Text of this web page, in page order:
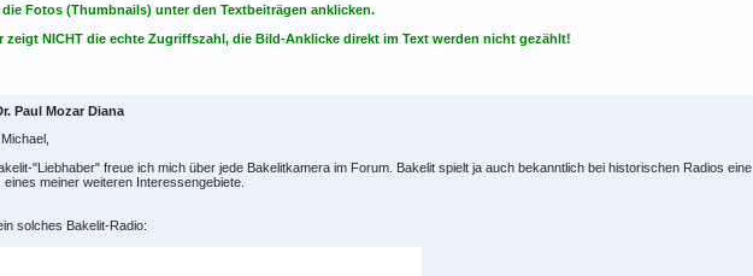
Fotos (Thumbnails) unter den Textbeiträgen anklicken.
zeigt NICHT die echte Zugriffszahl, die Bild-Anklicke direkt im Text werden nicht gezählt!
Paul Mozar Diana
"Liebhaber" freue ich mich über jede Bakelitkamera im Forum. Bakelit spielt ja auch bekanntlich bei historischen Radios eine
eines meiner weiteren Interessengebiete.
solches Bakelit-Radio: